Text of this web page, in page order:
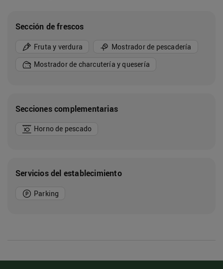
Sección de frescos
Fruta y verdura
Mostrador de pescadería
Mostrador de charcutería y quesería
Secciones complementarias
Horno de pescado
Servicios del establecimiento
Parking